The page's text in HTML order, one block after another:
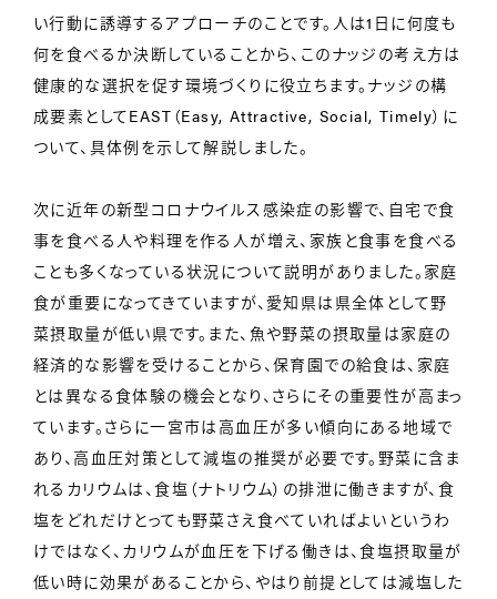
い行動に誘導するアプローチのことです。人は1日に何度も
何を食べるか決断していることから、このナッジの考え方は
健康的な選択を促す環境づくりに役立ちます。ナッジの構
成要素としてEAST（Easy, Attractive, Social, Timely）に
ついて、具体例を示して解説しました。
次に近年の新型コロナウイルス感染症の影響で、自宅で食
事を食べる人や料理を作る人が増え、家族と食事を食べる
ことも多くなっている状況について説明がありました。家庭
食が重要になってきていますが、愛知県は県全体として野
菜摂取量が低い県です。また、魚や野菜の摂取量は家庭の
経済的な影響を受けることから、保育園での給食は、家庭
とは異なる食体験の機会となり、さらにその重要性が高まっ
ています。さらに一宮市は高血圧が多い傾向にある地域で
あり、高血圧対策として減塩の推奨が必要です。野菜に含ま
れるカリウムは、食塩（ナトリウム）の排泄に働きますが、食
塩をどれだけとっても野菜さえ食べていればよいというわ
けではなく、カリウムが血圧を下げる働きは、食塩摂取量が
低い時に効果があることから、やはり前提としては減塩した